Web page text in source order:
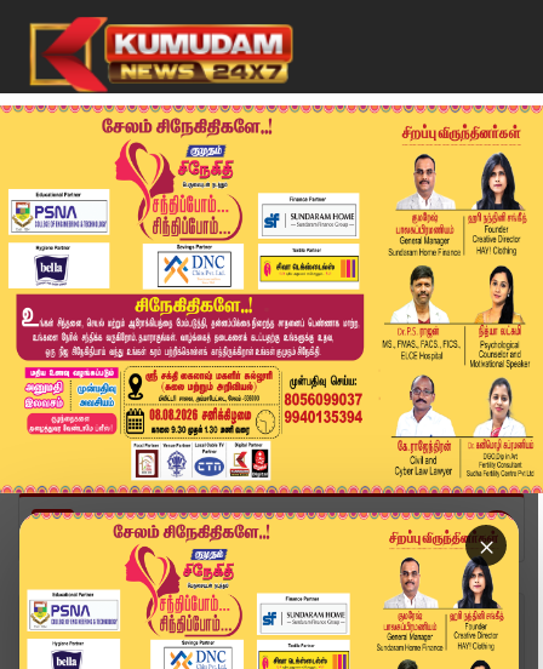
×
Home
வீடியோ ஸ்டோரி
Karthigai Deepam | தீபத் திருவிழாவை முன்னிட்டு ...